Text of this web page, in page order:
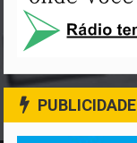
PUBLICIDADE